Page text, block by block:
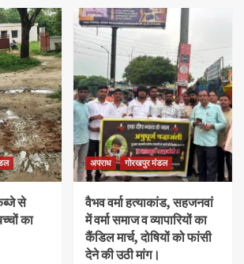
से
का
अपराध गोरखपुर मंडल
वैभव वर्मा हत्याकांड, सहजनवां
में वर्मा समाज व व्यापारियों का
कैंडिल मार्च, दोषियों को फांसी
देने की उठी मांग।